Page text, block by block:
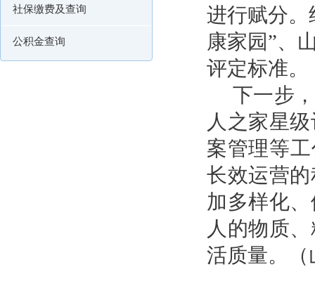
社保缴费及查询
公积金查询
进行赋分。
康家园”、
评定标准。
下一步
人之家星
案管理等
长效运营
加多样化
人的物质
活质量。